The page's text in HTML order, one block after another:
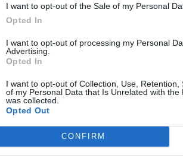
I want to opt-out of the Sale of my Personal
Opted In
I want to opt-out of processing my Personal
Advertising.
Opted In
I want to opt-out of Collection, Use, Retention,
of my Personal Data that Is Unrelated with the
was collected.
Opted Out
CONFIRM